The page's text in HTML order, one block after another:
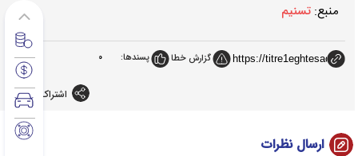
منبع: تسنیم
گزارش خطا پسندها: 0
اشتراک گذاری
ارسال نظرات